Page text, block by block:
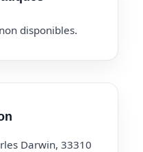
disponibles.
Darwin, 33310